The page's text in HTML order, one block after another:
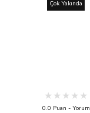
Çok Yakında
0.0 Puan - Yorum